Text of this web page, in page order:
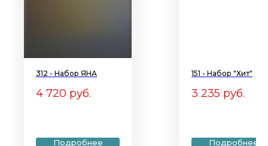
312 - Набор ЯНА
4 720 руб.
Подробнее
151 - Набор "Хит"
3 235 руб.
Подробнее